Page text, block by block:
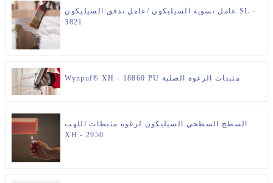
عامل تسوية السيليكون /عامل تدفق السيليكون SL -
3821
Wynpuf® XH - 18860 PU مثبتات الرغوة الصلبة
السطح السطحي السيليكون لرغوة مثبطات اللهب
XH - 2950